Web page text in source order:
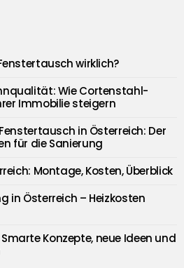
wirklich?
Wie Cortenstahl-
Immobilie steigern
in Österreich: Der
für die Sanierung
Montage, Kosten, Überblick
in Österreich – Heizkosten
Konzepte, neue Ideen und